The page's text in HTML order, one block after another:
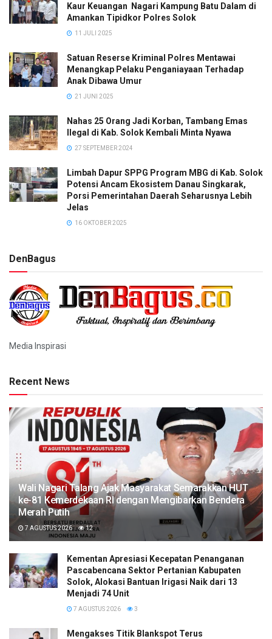
Kaur Keuangan Nagari Kampung Batu Dalam di
Amankan Tipidkor Polres Solok
11 JULI 2025
Satuan Reserse Kriminal Polres Mentawai
Menangkap Pelaku Penganiayaan Terhadap
Anak Dibawa Umur
21 JUNI 2025
Nahas 25 Orang Jadi Korban, Tambang Emas
Ilegal di Kab. Solok Kembali Minta Nyawa
27 SEPTEMBER 2024
Limbah Dapur SPPG Program MBG di Kab. Solok
Potensi Ancam Ekosistem Danau Singkarak,
Porsi Pemerintahan Daerah Seharusnya Lebih
Jelas
16 OKTOBER 2025
DenBagus
Media Inspirasi
Recent News
Wali Nagari Talang Ajak Masyarakat Semarakkan HUT
ke-81 Kemerdekaan RI dengan Mengibarkan Bendera
Merah Putih
7 AGUSTUS 2026 12
Kementan Apresiasi Kecepatan Penanganan
Pascabencana Sektor Pertanian Kabupaten
Solok, Alokasi Bantuan Irigasi Naik dari 13
Menjadi 74 Unit
7 AGUSTUS 2026 3
Mengakses Titik Blankspot Terus